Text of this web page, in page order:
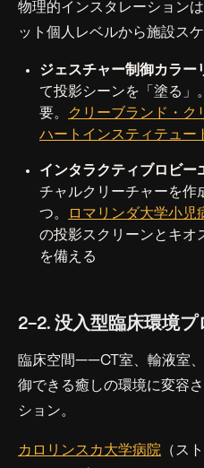
物理的インスタレーション
ット個人レベルから施設ス
ジェスチャー制御カラー
て投影シーンを「塗る」
要。
クリーブランド・ク
ハートインスティテュー
インタラクティブロビー
チャルクリーチャーを作
つ。
ロマリンダ大学小児
の投影スクリーンとキオ
を備える
2-2. 没入型臨床環境プ
臨床空間——CT室、輸液室
御できる癒しの環境に変容
ション。
カロリンスカ大学病院 （ス